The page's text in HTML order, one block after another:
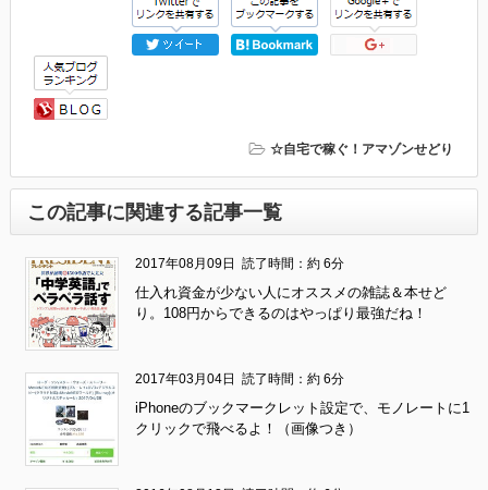
☆自宅で稼ぐ！アマゾンせどり
この記事に関連する記事一覧
2017年08月09日 読了時間：約 6分
仕入れ資金が少ない人にオススメの雑誌＆本せど
り。108円からできるのはやっぱり最強だね！
2017年03月04日 読了時間：約 6分
iPhoneのブックマークレット設定で、モノレートに1
クリックで飛べるよ！（画像つき）